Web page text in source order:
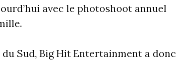
avec le photoshoot annuel
Sud, Big Hit Entertainment a donc